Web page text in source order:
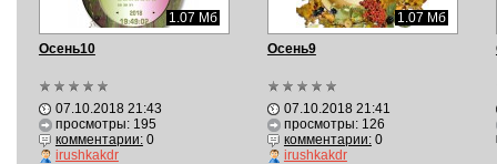
1.07 Мб
Осень10
07.10.2018 21:43
просмотры: 195
комментарии:0
irushkakdr
1.07 Мб
Осень9
07.10.2018 21:41
просмотры: 126
комментарии:0
irushkakdr